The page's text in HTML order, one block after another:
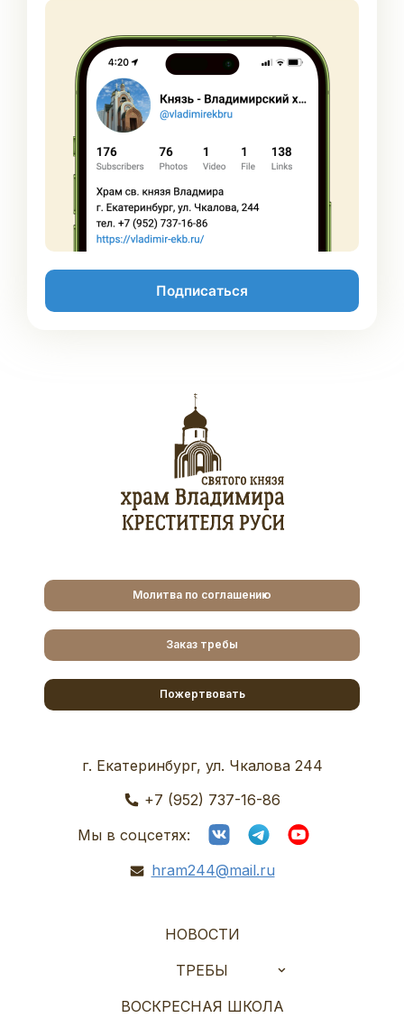
Подписаться
Молитва по соглашению
Заказ требы
Пожертвовать
г. Екатеринбург, ул. Чкалова 244
+7 (952) 737-16-86
Мы в соцсетях:
hram244@mail.ru
НОВОСТИ
ТРЕБЫ
ВОСКРЕСНАЯ ШКОЛА